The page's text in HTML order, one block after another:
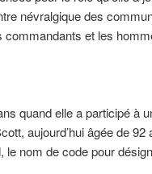
névralgique des
commandants et les
quand elle a participé à
aujourd’hui âgée de
le nom de code pour